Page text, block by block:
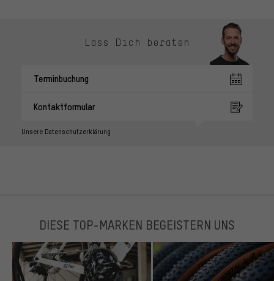
Lass Dich beraten
Terminbuchung
Kontaktformular
Unsere Datenschutzerklärung
DIESE TOP-MARKEN BEGEISTERN UNS